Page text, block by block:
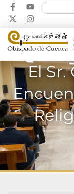
El Sr.